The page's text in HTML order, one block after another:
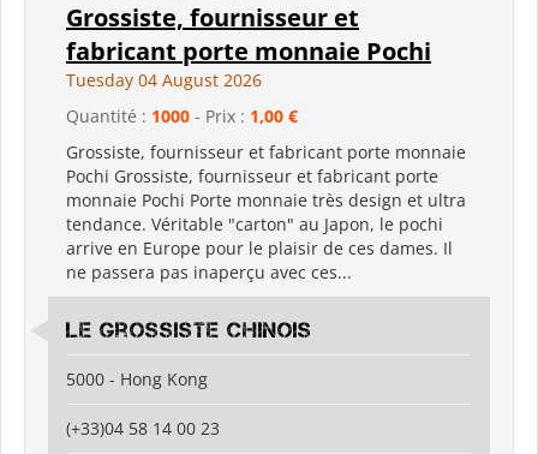
Grossiste, fournisseur et
fabricant porte monnaie Pochi
Tuesday 04 August 2026
Quantité : 1000 - Prix : 1,00 €
Grossiste, fournisseur et fabricant porte monnaie
Pochi Grossiste, fournisseur et fabricant porte
monnaie Pochi Porte monnaie très design et ultra
tendance. Véritable "carton" au Japon, le pochi
arrive en Europe pour le plaisir de ces dames. Il
ne passera pas inaperçu avec ces...
Le grossiste chinois
5000 - Hong Kong
(+33)04 58 14 00 23